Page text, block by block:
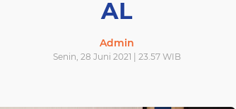
AL
Admin
Senin, 28 Juni 2021 | 23.57 WIB